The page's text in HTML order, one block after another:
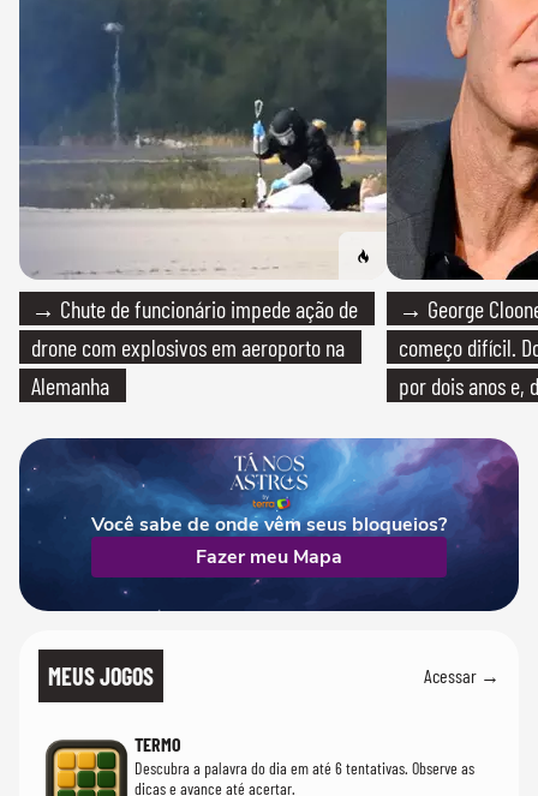
→ Chute de funcionário impede ação de
drone com explosivos em aeroporto na
Alemanha
→ George
começo difícil.
por dois anos e,
Você sabe de onde vêm seus bloqueios?
Fazer meu Mapa
MEUS JOGOS Acessar →
TERMO
Descubra a palavra do dia em até 6 tentativas. Observe as
dicas e avance até acertar.